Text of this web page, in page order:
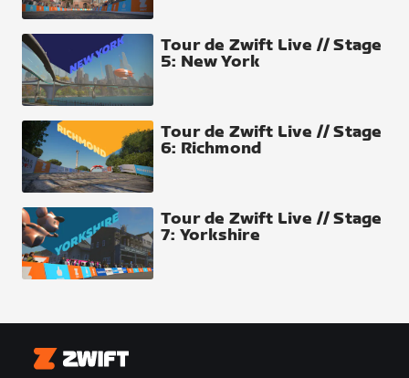
Tour de Zwift Live // Stage
5: New York
Tour de Zwift Live // Stage
6: Richmond
Tour de Zwift Live // Stage
7: Yorkshire
Zwift